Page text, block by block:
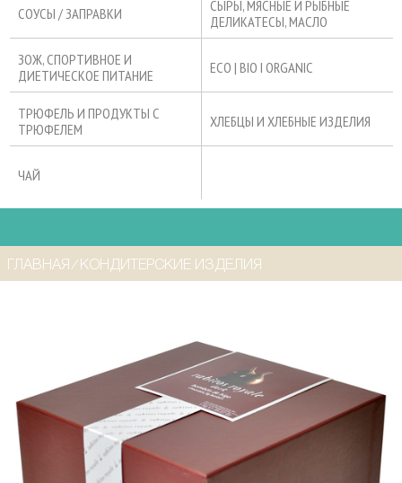
СОУСЫ / ЗАПРАВКИ
СЫРЫ, МЯСНЫЕ И РЫБНЫЕ
ДЕЛИКАТЕСЫ, МАСЛО
ЗОЖ, СПОРТИВНОЕ И
ДИЕТИЧЕСКОЕ ПИТАНИЕ
ECO | BIO I ORGANIC
ТРЮФЕЛЬ И ПРОДУКТЫ С
ТРЮФЕЛЕМ
ХЛЕБЦЫ И ХЛЕБНЫЕ ИЗДЕЛИЯ
ЧАЙ
ГЛАВНАЯ ⁄ КОНДИТЕРСКИЕ ИЗДЕЛИЯ